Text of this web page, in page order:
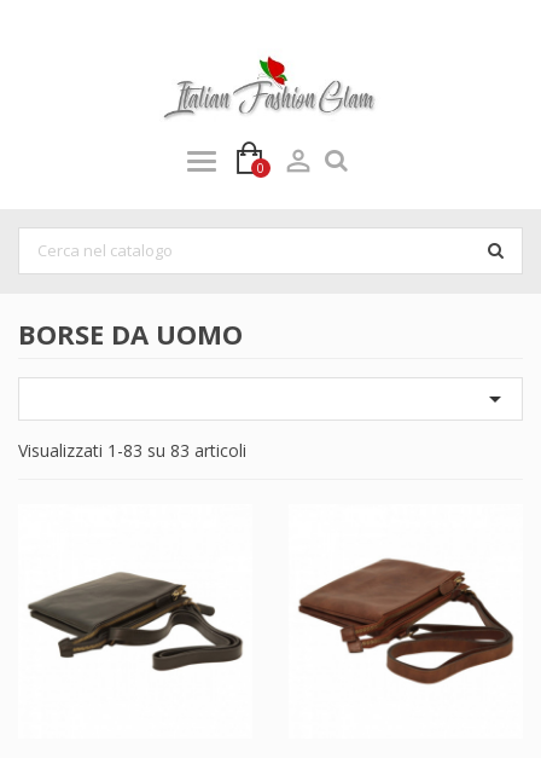
0 
BORSE DA UOMO

Visualizzati 1-83 su 83 articoli